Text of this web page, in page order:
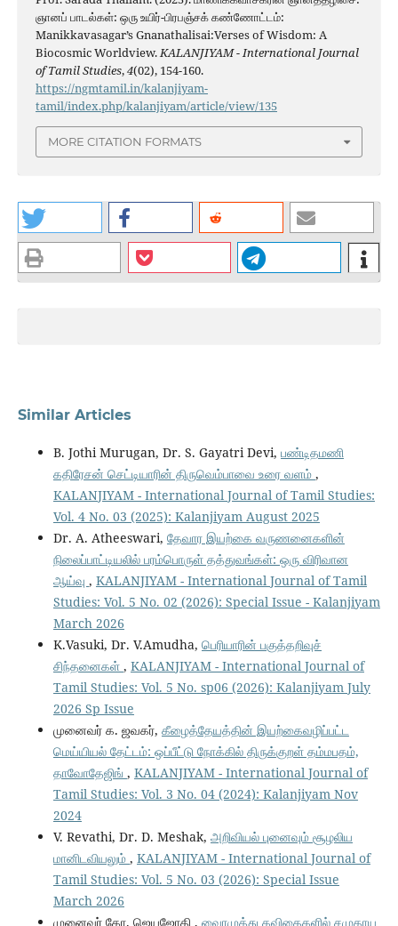
ஞானப் பாடல்கள்: ஒரு உயிர்-பிரபஞ்சக் கண்ணோட்டம்:
Manikkavasagar’s Gnanathalisai:Verses of Wisdom: A
Biocosmic Worldview.KALANJIYAM - International Journal
of Tamil Studies,4(02), 154-160.
https://ngmtamil.in/kalanjiyam-
tamil/index.php/kalanjiyam/article/view/135
MORE CITATION FORMATS
Similar Articles
B. Jothi Murugan, Dr. S. Gayatri Devi, பண்டிதமணி
கதிரேசன் செட்டியாரின் திருவெம்பாவை உரை வளம் ,
KALANJIYAM - International Journal of Tamil Studies:
Vol. 4 No. 03 (2025): Kalanjiyam August 2025
Dr. A. Atheeswari, தேவார இயற்கை வருணனைகளின்
நிலைப்பாட்டியலில் பரம்பொருள் தத்துவங்கள்: ஒரு விரிவான
ஆய்வு , KALANJIYAM - International Journal of Tamil
Studies: Vol. 5 No. 02 (2026): Special Issue - Kalanjiyam
March 2026
K.Vasuki, Dr. V.Amudha, பெரியாரின் பகுத்தறிவுச்
சிந்தனைகள் , KALANJIYAM - International Journal of
Tamil Studies: Vol. 5 No. sp06 (2026): Kalanjiyam July
2026 Sp Issue
முனைவர் க. ஜவகர், கீழைத்தேயத்தின் இயற்கைவழிப்பட்ட
மெய்யியல் தேட்டம்: ஒப்பீட்டு நோக்கில் திருக்குறள் தம்மபதம்,
தாவோதேஜிங் , KALANJIYAM - International Journal of
Tamil Studies: Vol. 3 No. 04 (2024): Kalanjiyam Nov
2024
V. Revathi, Dr. D. Meshak, அறிவியல் புனைவும் சூழலிய
மானிடவியலும் , KALANJIYAM - International Journal of
Tamil Studies: Vol. 5 No. 03 (2026): Special Issue
March 2026
முனைவர் கோ. ஜெயஜோதி , வைரமுத்து கவிதைகளில் சமுதாய